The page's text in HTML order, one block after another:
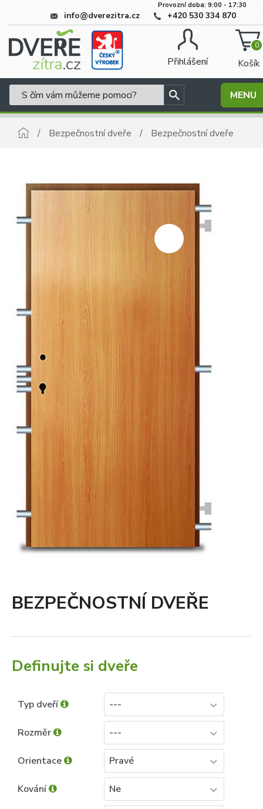
info@dverezitra.cz
Provozní doba: 9:00 - 17:30
+420 530 334 870
Přihlášení
0
Košík
MENU
Bezpečnostní dveře Bezpečnostní dveře
BEZPEČNOSTNÍ DVEŘE
Definujte si dveře
Typ dveří ---
Rozměr ---
Orientace Pravé
Kování Ne